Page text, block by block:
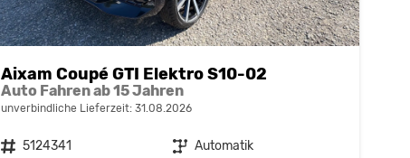
Aixam Coupé GTI Elektro S10-02
Auto Fahren ab 15 Jahren
unverbindliche Lieferzeit: 31.08.2026
Fahrzeugnr. 5124341 Getriebe Automatik